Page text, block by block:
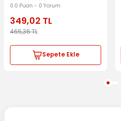
0.0 Puan - 0 Yorum
349,02 TL
465,36TL
Sepete Ekle